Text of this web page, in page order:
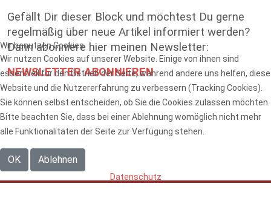
Gefällt Dir dieser Block und möchtest Du gerne
regelmäßig über neue Artikel informiert werden?
Dann abonniere hier meinen Newsletter:
NEWSLETTER ABONNIEREN
Wir benutzen Cookies
Wir nutzen Cookies auf unserer Website. Einige von ihnen sind
essenziell für den Betrieb der Seite, während andere uns helfen, diese
Website und die Nutzererfahrung zu verbessern (Tracking Cookies).
Sie können selbst entscheiden, ob Sie die Cookies zulassen möchten.
Bitte beachten Sie, dass bei einer Ablehnung womöglich nicht mehr
alle Funktionalitäten der Seite zur Verfügung stehen.
OK Ablehnen
Datenschutz